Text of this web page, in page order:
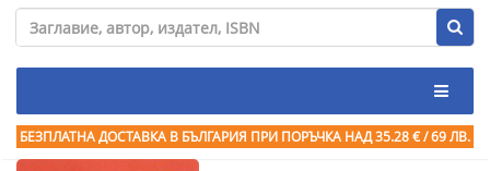
БЕЗПЛАТНА ДОСТАВКА В БЪЛГАРИЯ ПРИ ПОРЪЧКА НАД 35.28 € / 69 ЛВ.